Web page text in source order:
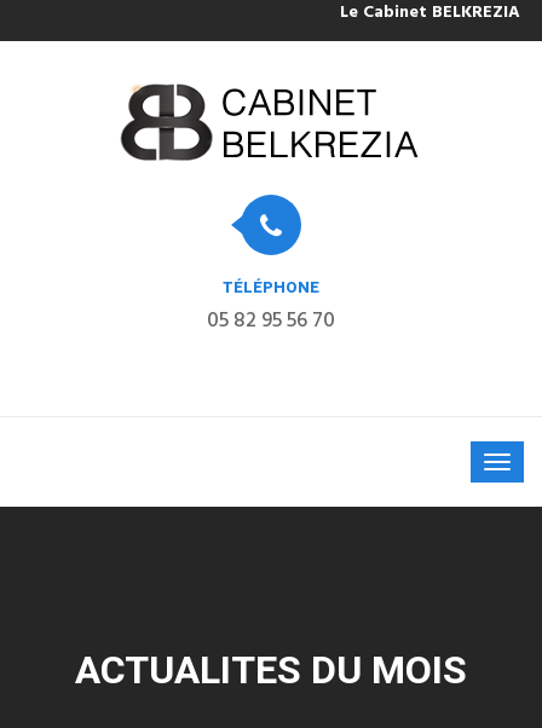
Le Cabinet BELKREZIA
TÉLÉPHONE
05 82 95 56 70
ACTUALITES DU MOIS